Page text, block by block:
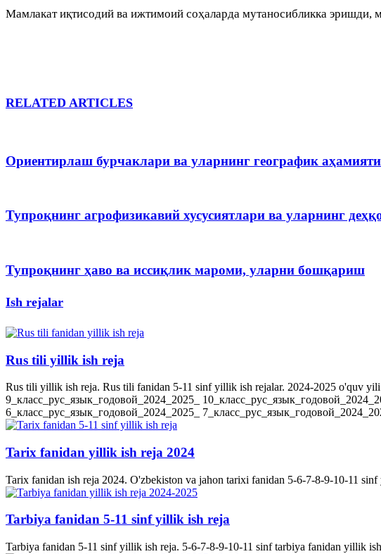
Мамлакат иқтисодий ва ижтимоий соҳаларда мутаносибликка
RELATED ARTICLES
Ориентирлаш бурчаклари ва уларнинг географик аҳамияти
Тупроқнинг агрофизикавий хусусиятлари ва уларнинг
Тупроқнинг ҳаво ва иссиқлик мароми, уларни бошқариш
Ish rejalar
Rus tili yillik ish reja
Rus tili yillik ish reja. Rus tili fanidan 5-11 sinf yillik ish rejalar. 2024-2025 o'quv
9_класс_рус_язык_годовой_2024_2025_
6_класс_рус_язык_годовой_2024_2025_
Tarix fanidan yillik ish reja 2024
Tarix fanidan ish reja 2024. O'zbekiston va jahon tarixi fanidan 5-6-7-8-9-10-11
Tarbiya fanidan 5-11 sinf yillik ish reja
Tarbiya fanidan 5-11 sinf yillik ish reja. 5-6-7-8-9-10-11 sinf tarbiya fanidan yillik